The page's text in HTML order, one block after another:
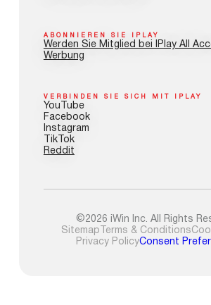
ABONNIEREN SIE IPLAY
Werden Sie Mitglied bei IPlay All
Werbung
VERBINDEN SIE SICH MIT IPLAY
YouTube
Facebook
Instagram
TikTok
Reddit
©2026 iWin Inc. All Rights
Sitemap Terms & Conditions
Privacy PolicyConsent